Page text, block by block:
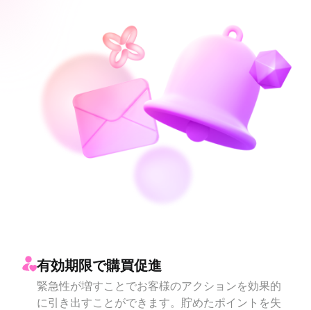
有効期限で購買促進
緊急性が増すことでお客様のアクションを効果的
に引き出すことができます。貯めたポイントを失